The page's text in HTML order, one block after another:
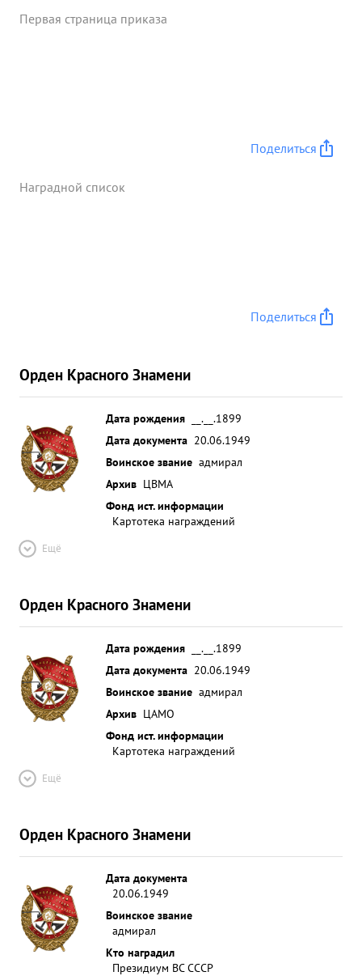
Первая страница приказа
Поделиться
Наградной список
Поделиться
Орден Красного Знамени
Дата рождения
__.__.1899
Дата документа 20.06.1949
Воинское звание адмирал
Архив ЦВМА
Фонд ист. информации
Картотека награждений
Ещё
Орден Красного Знамени
Дата рождения
__.__.1899
Дата документа 20.06.1949
Воинское звание адмирал
Архив ЦАМО
Фонд ист. информации
Картотека награждений
Ещё
Орден Красного Знамени
Дата документа
20.06.1949
Воинское звание
адмирал
Кто наградил
Президиум ВС СССР